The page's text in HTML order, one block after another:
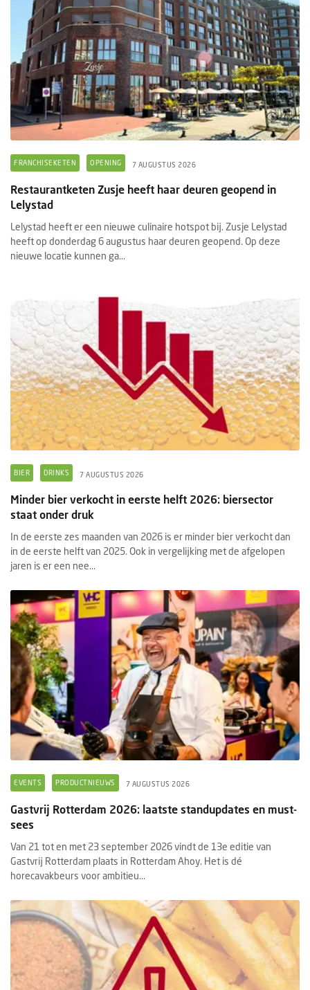
FRANCHISEKETEN OPENING 7 AUGUSTUS 2026
Restaurantketen Zusje heeft haar deuren geopend in
Lelystad
Lelystad heeft er een nieuwe culinaire hotspot bij. Zusje Lelystad
heeft op donderdag 6 augustus haar deuren geopend. Op deze
nieuwe locatie kunnen ga...
BIER DRINKS 7 AUGUSTUS 2026
Minder bier verkocht in eerste helft 2026: biersector
staat onder druk
In de eerste zes maanden van 2026 is er minder bier verkocht dan
in de eerste helft van 2025. Ook in vergelijking met de afgelopen
jaren is er een nee...
EVENTS PRODUCTNIEUWS 7 AUGUSTUS 2026
Gastvrij Rotterdam 2026: laatste standupdates en must-
sees
Van 21 tot en met 23 september 2026 vindt de 13e editie van
Gastvrij Rotterdam plaats in Rotterdam Ahoy. Het is dé
horecavakbeurs voor ambitieu...